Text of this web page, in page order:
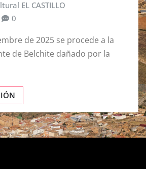
EL CASTILLO
0
de 2025 se procede a la
de Belchite dañado por la